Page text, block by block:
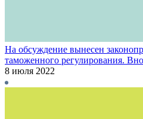
На обсуждение вынесен
таможенного регулирования.
8 июля 2022